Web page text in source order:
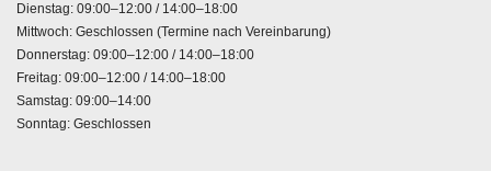
Dienstag: 09:00–12:00 / 14:00–18:00
Mittwoch: Geschlossen (Termine nach Vereinbarung)
Donnerstag: 09:00–12:00 / 14:00–18:00
Freitag: 09:00–12:00 / 14:00–18:00
Samstag: 09:00–14:00
Sonntag: Geschlossen